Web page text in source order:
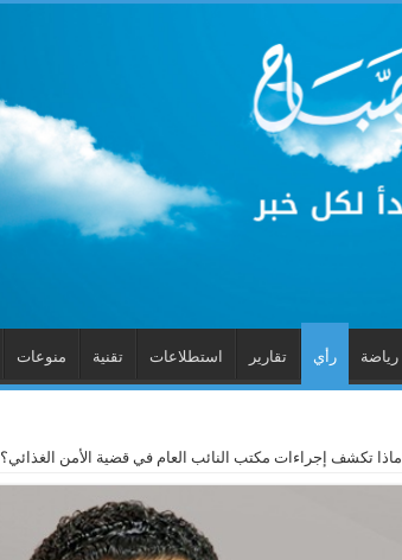
رياضة رأي تقارير استطلاعات تقنية منوعات
ماذا تكشف إجراءات مكتب النائب العام في قضية الأمن الغذائي؟